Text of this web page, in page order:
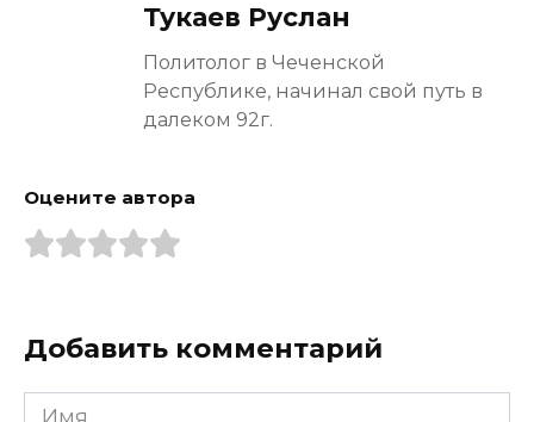
Тукаев Руслан
Политолог в Чеченской
Республике, начинал свой путь в
далеком 92г.
Оцените автора
Добавить комментарий
Имя